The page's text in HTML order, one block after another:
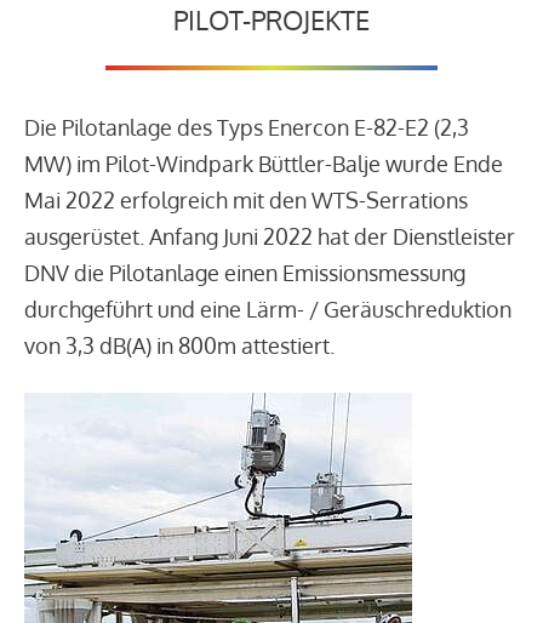
PILOT-PROJEKTE
Die Pilotanlage des Typs Enercon E-82-E2 (2,3
MW) im Pilot-Windpark Büttler-Balje wurde Ende
Mai 2022 erfolgreich mit den WTS-Serrations
ausgerüstet. Anfang Juni 2022 hat der Dienstleister
DNV die Pilotanlage einen Emissionsmessung
durchgeführt und eine Lärm- / Geräuschreduktion
von 3,3 dB(A) in 800m attestiert.